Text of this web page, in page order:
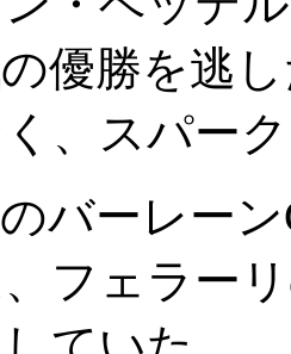
優勝を逃
、スパー
バーレー
フェラー